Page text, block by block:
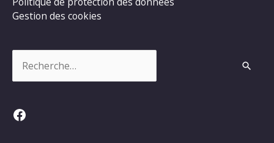
Gestion des cookies
Facebook